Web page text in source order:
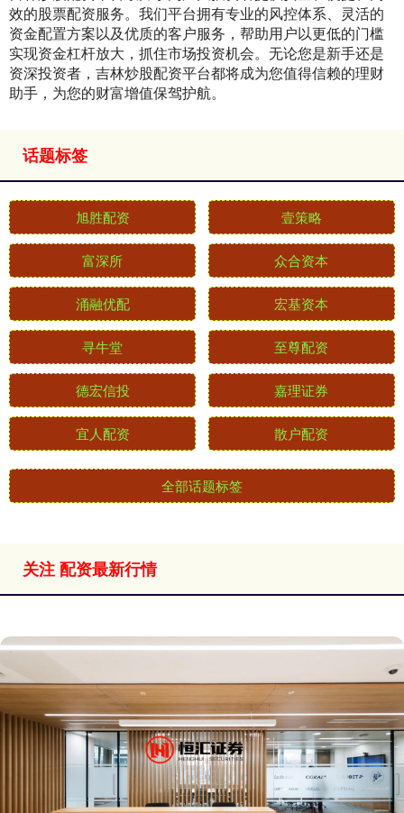
效的股票配资服务。我们平台拥有专业的风控体系、灵活的
资金配置方案以及优质的客户服务，帮助用户以更低的门槛
实现资金杠杆放大，抓住市场投资机会。无论您是新手还是
资深投资者，吉林炒股配资平台都将成为您值得信赖的理财
助手，为您的财富增值保驾护航。
话题标签
旭胜配资 壹策略
富深所 众合资本
涌融优配 宏基资本
寻牛堂 至尊配资
德宏信投 嘉理证券
宜人配资 散户配资
全部话题标签
关注 配资最新行情